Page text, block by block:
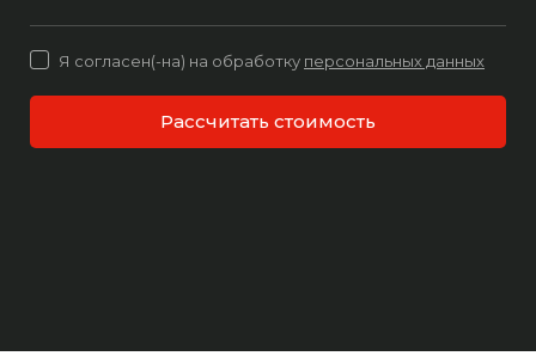
Рассчитать стоимость
Я согласен(-на) на обработку персональных данных